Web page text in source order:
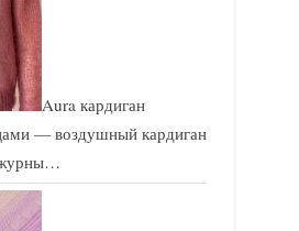
Aura кардиган
— воздушный кардиган